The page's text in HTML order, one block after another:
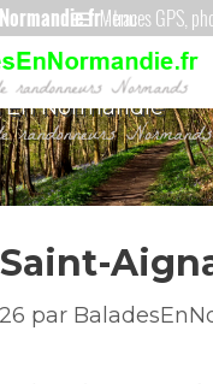
Menu
En Normandie
par